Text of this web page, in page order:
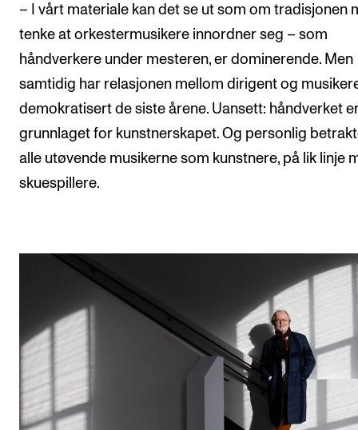
– I vårt materiale kan det se ut som om tradisjonen
tenke at orkestermusikere innordner seg – som
håndverkere under mesteren, er dominerende. Men
samtidig har relasjonen mellom dirigent og
demokratisert de siste årene. Uansett: håndverket
grunnlaget for kunstnerskapet. Og personlig
alle utøvende musikerne som kunstnere, på lik linje
skuespillere.